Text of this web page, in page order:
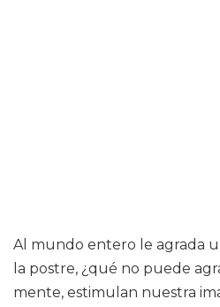
Al mundo entero le agrada
la postre, ¿qué no puede
mente, estimulan nuestra